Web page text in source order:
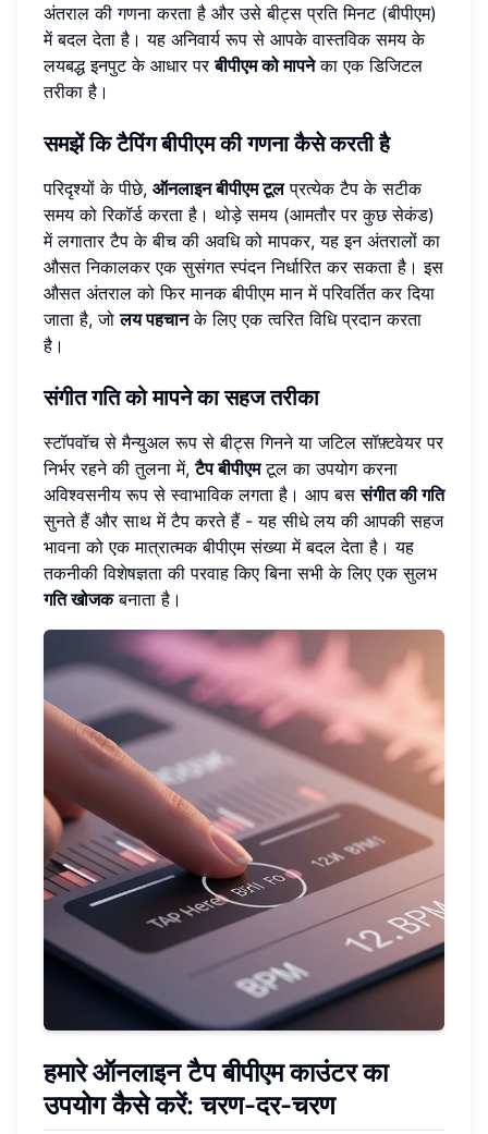
अंतराल की गणना करता है और उसे बीट्स प्रति मिनट (बीपीएम)
में बदल देता है। यह अनिवार्य रूप से आपके वास्तविक समय के
लयबद्ध इनपुट के आधार परबीपीएम को मापनेका एक डिजिटल
तरीका है।
समझें कि टैपिंग बीपीएम की गणना कैसे करती है
परिदृश्यों के पीछे, ऑनलाइन बीपीएम टूलप्रत्येक टैप के सटीक
समय को रिकॉर्ड करता है। थोड़े समय (आमतौर पर कुछ सेकंड)
में लगातार टैप के बीच की अवधि को मापकर, यह इन अंतरालों का
औसत निकालकर एक सुसंगत स्पंदन निर्धारित कर सकता है। इस
औसत अंतराल को फिर मानक बीपीएम मान में परिवर्तित कर दिया
जाता है, जोलय पहचानके लिए एक त्वरित विधि प्रदान करता
है।
संगीत गति को मापने का सहज तरीका
स्टॉपवॉच से मैन्युअल रूप से बीट्स गिनने या जटिल सॉफ़्टवेयर पर
निर्भर रहने की तुलना में,टैप बीपीएमटूल का उपयोग करना
अविश्वसनीय रूप से स्वाभाविक लगता है। आप बससंगीत की गति
सुनते हैं और साथ में टैप करते हैं - यह सीधे लय की आपकी सहज
भावना को एक मात्रात्मक बीपीएम संख्या में बदल देता है। यह
तकनीकी विशेषज्ञता की परवाह किए बिना सभी के लिए एक सुलभ
गति खोजकबनाता है।
हमारे ऑनलाइन टैप बीपीएम काउंटर का
उपयोग कैसे करें: चरण-दर-चरण